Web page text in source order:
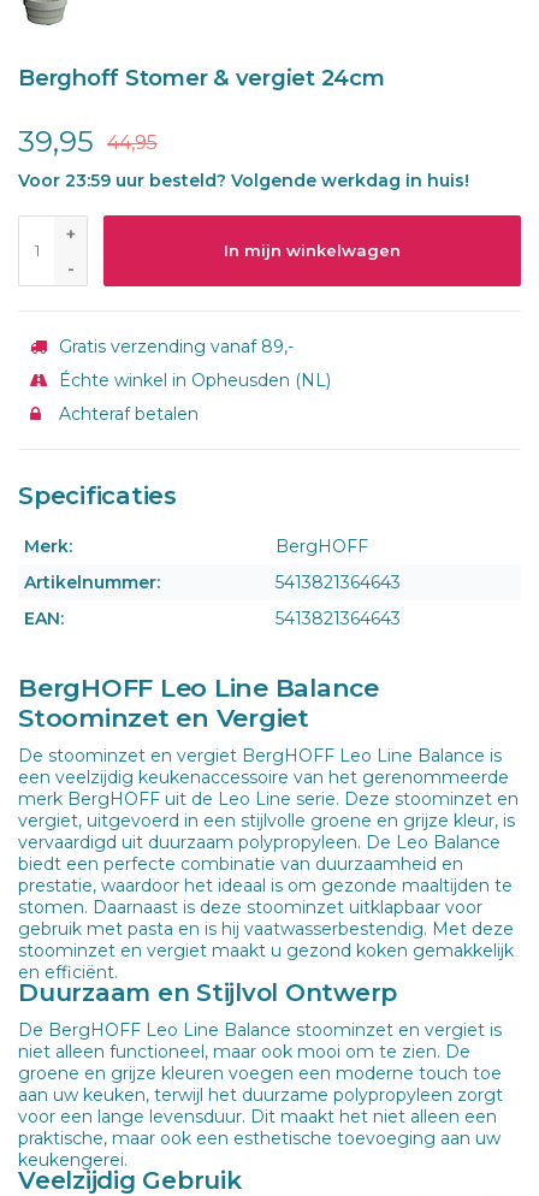
Berghoff Stomer & vergiet 24cm
39,95 44,95
Voor 23:59 uur besteld? Volgende werkdag in huis!
+
-
In mijn winkelwagen
Gratis verzending vanaf 89,-
Échte winkel in Opheusden (NL)
Achteraf betalen
Specificaties
Merk:
BergHOFF
Artikelnummer:
5413821364643
EAN:
5413821364643
BergHOFF Leo Line Balance
Stoominzet en Vergiet
De stoominzet en vergiet BergHOFF Leo Line Balance is
een veelzijdig keukenaccessoire van het gerenommeerde
merk BergHOFF uit de Leo Line serie. Deze stoominzet en
vergiet, uitgevoerd in een stijlvolle groene en grijze kleur, is
vervaardigd uit duurzaam polypropyleen. De Leo Balance
biedt een perfecte combinatie van duurzaamheid en
prestatie, waardoor het ideaal is om gezonde maaltijden te
stomen. Daarnaast is deze stoominzet uitklapbaar voor
gebruik met pasta en is hij vaatwasserbestendig. Met deze
stoominzet en vergiet maakt u gezond koken gemakkelijk
en efficiënt.
Duurzaam en Stijlvol Ontwerp
De BergHOFF Leo Line Balance stoominzet en vergiet is
niet alleen functioneel, maar ook mooi om te zien. De
groene en grijze kleuren voegen een moderne touch toe
aan uw keuken, terwijl het duurzame polypropyleen zorgt
voor een lange levensduur. Dit maakt het niet alleen een
praktische, maar ook een esthetische toevoeging aan uw
keukengerei.
Veelzijdig Gebruik